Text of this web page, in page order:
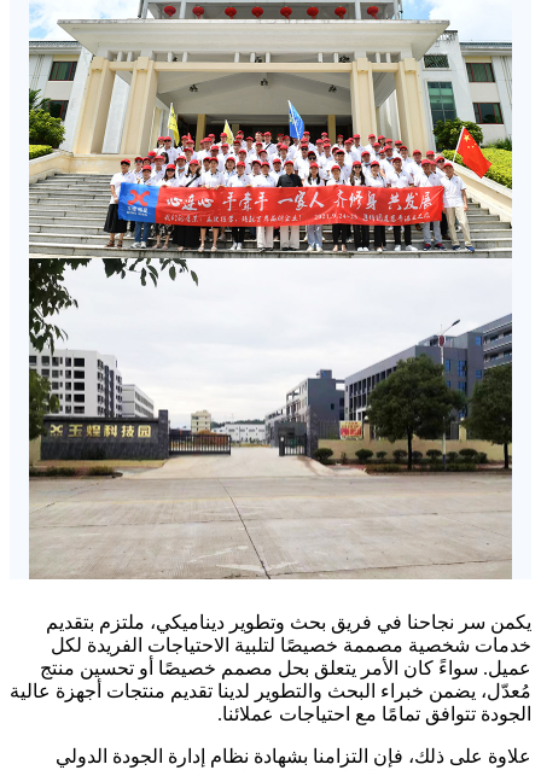
يكمن سر نجاحنا في فريق بحث وتطوير ديناميكي، ملتزم بتقديم
خدمات شخصية مصممة خصيصًا لتلبية الاحتياجات الفريدة لكل
عميل. سواءً كان الأمر يتعلق بحل مصمم خصيصًا أو تحسين منتج
مُعدّل، يضمن خبراء البحث والتطوير لدينا تقديم منتجات أجهزة عالية
الجودة تتوافق تمامًا مع احتياجات عملائنا.
علاوة على ذلك، فإن التزامنا بشهادة نظام إدارة الجودة الدولي